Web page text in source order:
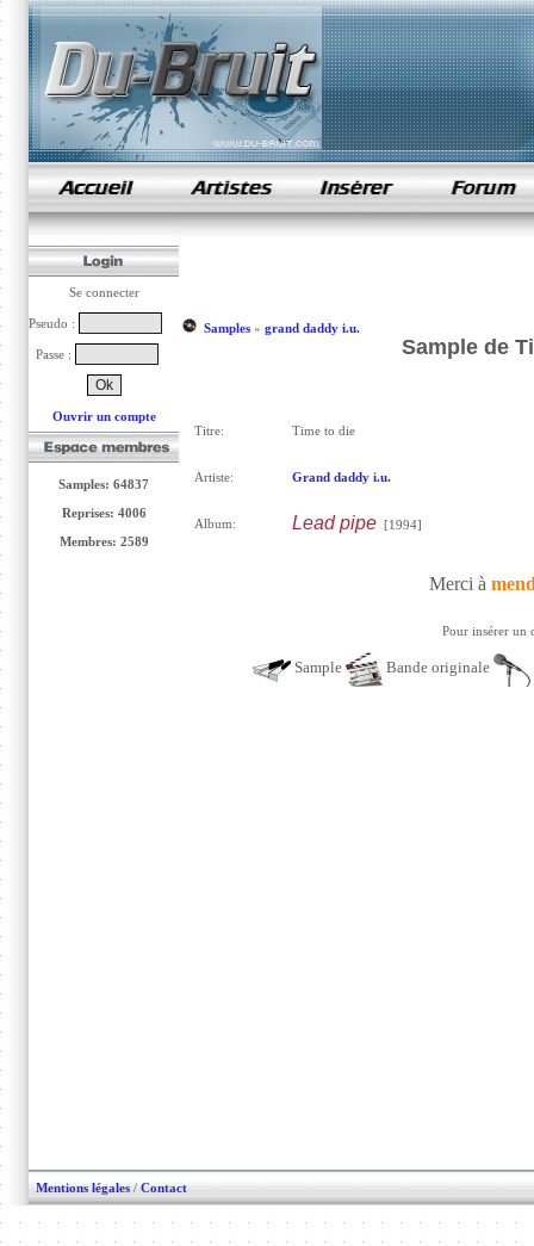
samples de rap
Se connecter
Pseudo :
Passe :
Ouvrir un compte
Samples: 64837
Reprises: 4006
Membres: 2589
Samples» grand daddy i.u.
Sample de
Titre: Time to die
Artiste: Grand daddy i.u.
Album: Lead pipe[1994]
Merci à
Pour insérer un
Sample Bande originale
Mentions légales / Contact